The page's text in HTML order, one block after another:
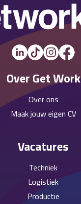
Over Get Work
Over ons
Maak jouw eigen CV
Vacatures
Techniek
Logistiek
Productie